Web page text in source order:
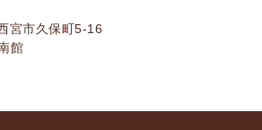
宮市久保町5-16
館